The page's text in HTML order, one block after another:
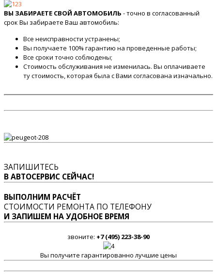
ВЫ ЗАБИРАЕТЕ СВОЙ АВТОМОБИЛЬ - точно в согласованный
срок Вы забираете Ваш автомобиль:
Все неисправности устранены;
Вы получаете 100% гарантию на проведенные работы;
Все сроки точно соблюдены;
Стоимость обслуживания не изменилась. Вы оплачиваете
ту стоимость, которая была с Вами согласована изначально.
ЗАПИШИТЕСЬ
В АВТОСЕРВИС СЕЙЧАС!
ВЫПОЛНИМ РАСЧЁТ
СТОИМОСТИ РЕМОНТА ПО ТЕЛЕФОНУ
И ЗАПИШЕМ НА УДОБНОЕ ВРЕМЯ
звоните: +7 (495) 223-38-90
Вы получите гарантированно лучшие цены